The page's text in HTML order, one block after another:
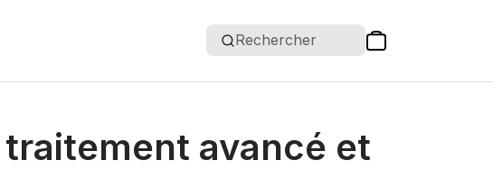
Rechercher
avancé et